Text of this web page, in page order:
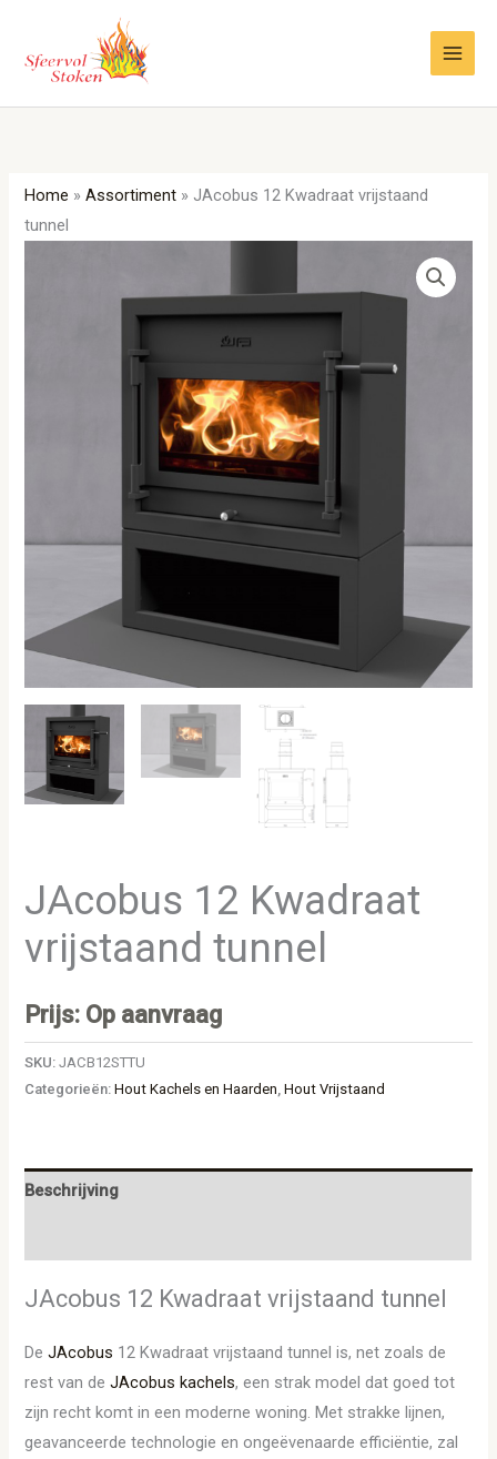
inhoud
Home »Assortiment » JAcobus 12 Kwadraat vrijstaand
tunnel
JAcobus 12 Kwadraat
vrijstaand tunnel
Prijs: Op aanvraag
SKU:JACB12STTU
Categorieën:Hout Kachels en Haarden,Hout Vrijstaand
Beschrijving
JAcobus 12 Kwadraat vrijstaand tunnel
DeJAcobus 12 Kwadraat vrijstaand tunnel is, net zoals de
rest van deJAcobus kachels, een strak model dat goed tot
zijn recht komt in een moderne woning. Met strakke lijnen,
geavanceerde technologie en ongeëvenaarde efficiëntie, zal